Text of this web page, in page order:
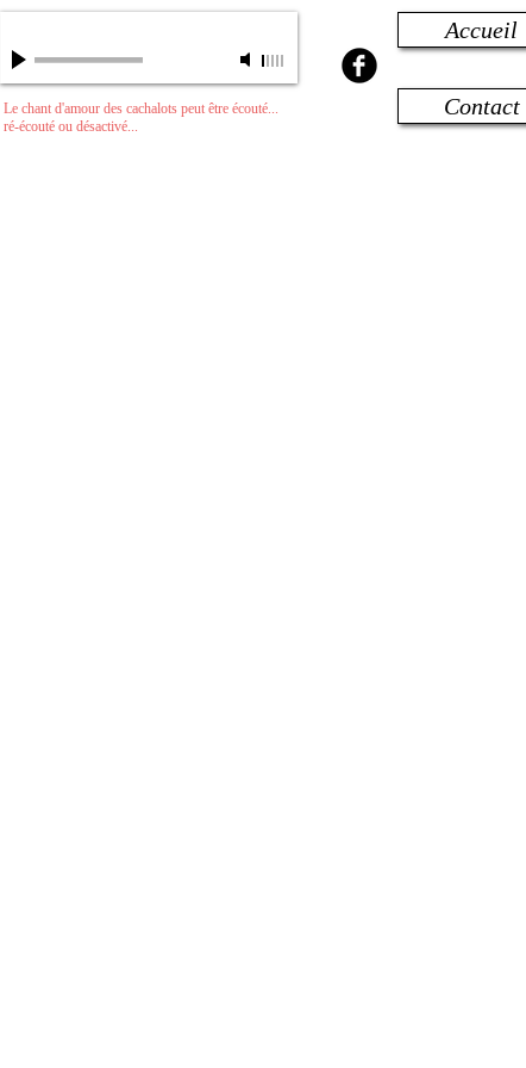
Le chant d'amour des cachalots peut être écouté...
ré-écouté ou désactivé...
Accueil
Contact